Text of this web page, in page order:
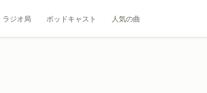
ラジオ局 ポッドキャスト 人気の曲